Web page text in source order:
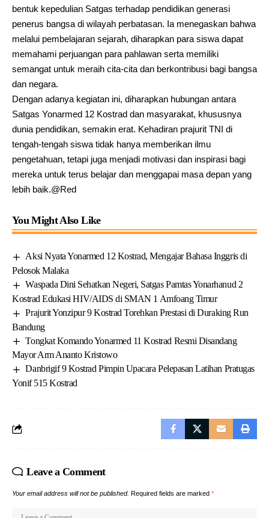
bentuk kepedulian Satgas terhadap pendidikan generasi
penerus bangsa di wilayah perbatasan. Ia menegaskan bahwa
melalui pembelajaran sejarah, diharapkan para siswa dapat
memahami perjuangan para pahlawan serta memiliki
semangat untuk meraih cita-cita dan berkontribusi bagi bangsa
dan negara.
Dengan adanya kegiatan ini, diharapkan hubungan antara
Satgas Yonarmed 12 Kostrad dan masyarakat, khususnya
dunia pendidikan, semakin erat. Kehadiran prajurit TNI di
tengah-tengah siswa tidak hanya memberikan ilmu
pengetahuan, tetapi juga menjadi motivasi dan inspirasi bagi
mereka untuk terus belajar dan menggapai masa depan yang
lebih baik.@Red
You Might Also Like
Aksi Nyata Yonarmed 12 Kostrad, Mengajar Bahasa Inggris di
Pelosok Malaka
Waspada Dini Sehatkan Negeri, Satgas Pamtas Yonarhanud 2
Kostrad Edukasi HIV/AIDS di SMAN 1 Amfoang Timur
Prajurit Yonzipur 9 Kostrad Torehkan Prestasi di Duraking Run
Bandung
Tongkat Komando Yonarmed 11 Kostrad Resmi Disandang
Mayor Arm Ananto Kristowo
Danbrigif 9 Kostrad Pimpin Upacara Pelepasan Latihan Pratugas
Yonif 515 Kostrad
Leave a Comment
Your email address will not be published. Required fields are marked *